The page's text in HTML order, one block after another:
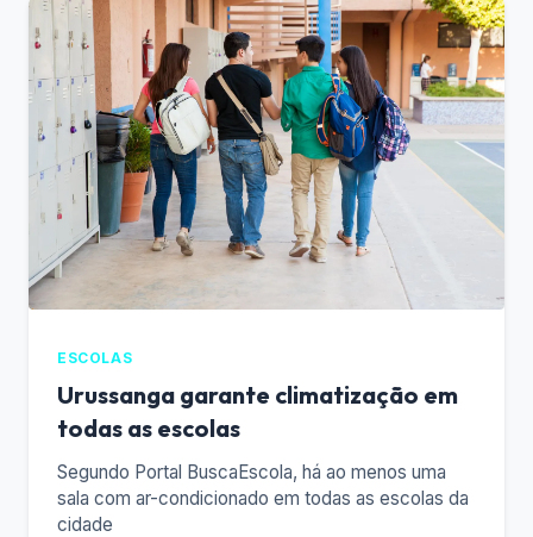
ESCOLAS
Urussanga garante climatização em
todas as escolas
Segundo Portal BuscaEscola, há ao menos uma
sala com ar-condicionado em todas as escolas da
cidade